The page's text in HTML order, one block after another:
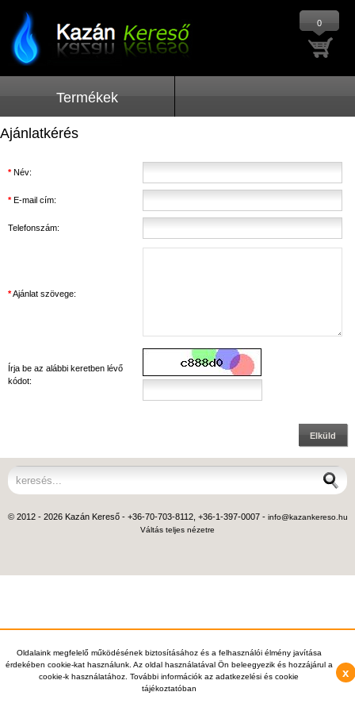
Oldalaink megfelelő működésének biztosításához és a felhasználói élmény javítása
érdekében cookie-kat használunk. Az oldal használatával Ön beleegyezik és hozzájárul a
cookie-k használatához. További információk az adatkezelési és cookie
tájékoztatóban
x
0
Termékek
Ajánlatkérés
*Név:
*E-mail cím:
Telefonszám:
*Ajánlat szövege:
Írja be az alábbi keretben lévő
kódot:
Elküld
© 2012 - 2026 Kazán Kereső - +36-70-703-8112, +36-1-397-0007 - info@kazankereso.hu
Váltás teljes nézetre